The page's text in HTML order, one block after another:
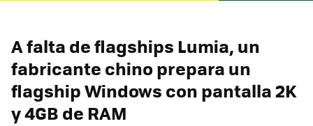
A falta de flagships Lumia, un
fabricante chino prepara un
flagship Windows con pantalla 2K
y 4GB de RAM